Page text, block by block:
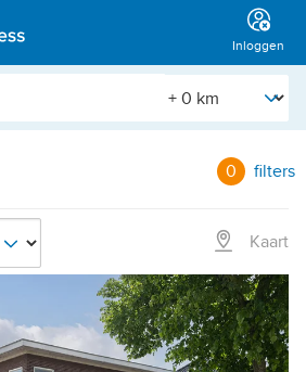
Inloggen
[Straal]
0 filters
Kaart